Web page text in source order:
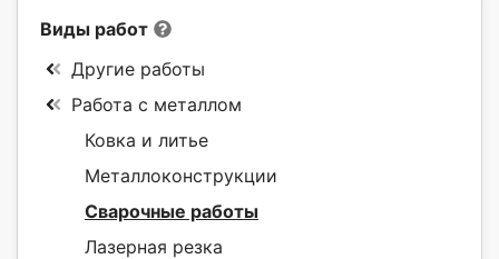
Виды работ
Другие работы
Работа с металлом
Ковка и литье
Металлоконструкции
Сварочные работы
Лазерная резка